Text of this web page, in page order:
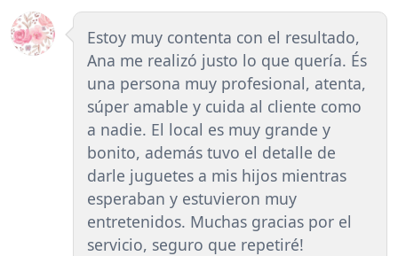
Estoy muy contenta con el resultado,
Ana me realizó justo lo que quería. És
una persona muy profesional, atenta,
súper amable y cuida al cliente como
a nadie. El local es muy grande y
bonito, además tuvo el detalle de
darle juguetes a mis hijos mientras
esperaban y estuvieron muy
entretenidos. Muchas gracias por el
servicio, seguro que repetiré!